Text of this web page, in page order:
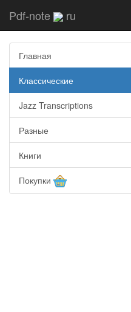
Pdf-note ru
Главная
Классические
Jazz Transcriptions
Разные
Книги
Покупки